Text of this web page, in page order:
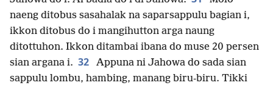
naeng ditobus sasahalak na saparsappulu bagian i,
ikkon ditobus do i mangihutton arga naung
ditottuhon. Ikkon ditambai ibana do muse 20 persen
sian argana i. 32
Appuna ni Jahowa do sada sian
sappulu lombu, hambing, manang biru-biru. Tikki